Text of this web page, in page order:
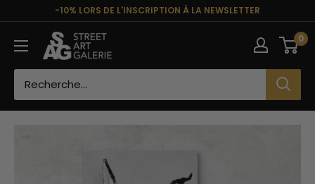
contenu
-10% LORS DE L'INSCRIPTION À LA NEWSLETTER
Street
Art
0